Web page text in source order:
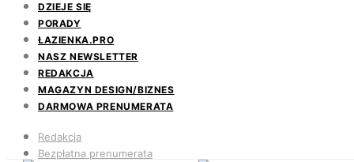
DZIEJE SIĘ
PORADY
ŁAZIENKA.PRO
NASZ NEWSLETTER
REDAKCJA
MAGAZYN DESIGN/BIZNES
DARMOWA PRENUMERATA
Redakcja
Bezpłatna prenumerata